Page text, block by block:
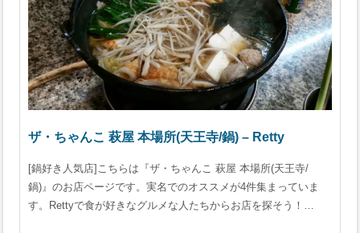
ザ・ちゃんこ 萩屋 本場所(天王寺/鍋) – Retty
[鍋好き人気店]こちらは『ザ・ちゃんこ 萩屋 本場所(天王寺/
鍋)』のお店ページです。実名でのオススメが4件集まっていま
す。Rettyで食が好きなグルメな人たちからお店を探そう！…